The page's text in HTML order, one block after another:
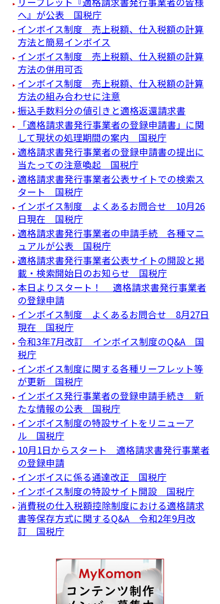
へ』が公表 国税庁
インボイス制度 売上税額、仕入税額の計算
方法と簡易インボイス
インボイス制度 売上税額、仕入税額の計算
方法の併用可否
インボイス制度 売上税額、仕入税額の計算
方法の組み合わせに注意
振込手数料分の値引きと適格返還請求書
「適格請求書発行事業者の登録申請書」に関
して現状の処理期間の案内 国税庁
適格請求書発行事業者の登録申請書の提出に
当たっての注意喚起 国税庁
適格請求書発行事業者公表サイトでの検索ス
タート 国税庁
インボイス制度 よくあるお問合せ 10月26
日現在 国税庁
適格請求書発行事業者の申請手続 各種マニ
ュアルが公表 国税庁
適格請求書発行事業者公表サイトの開設と掲
載・検索開始日のお知らせ 国税庁
本日よりスタート！ 適格請求書発行事業者
の登録申請
インボイス制度 よくあるお問合せ 8月27日
現在 国税庁
令和3年7月改訂 インボイス制度のQ&A 国
税庁
インボイス制度に関する各種リーフレット等
が更新 国税庁
インボイス発行事業者の登録申請手続き 新
たな情報の公表 国税庁
インボイス制度の特設サイトをリニューア
ル 国税庁
10月1日からスタート 適格請求書発行事業者
の登録申請
インボイスに係る通達改正 国税庁
インボイス制度の特設サイト開設 国税庁
消費税の仕入税額控除制度における適格請求
書等保存方式に関するQ&A 令和2年9月改
訂 国税庁